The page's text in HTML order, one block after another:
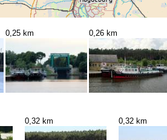
0,25 km 0,26 km
0,32 km 0,32 km